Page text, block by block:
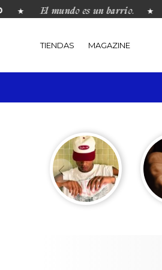
El mundo es un barrio.
TIENDAS MAGAZINE